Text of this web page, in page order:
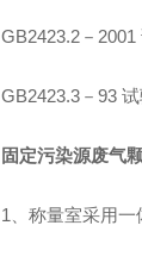
GB2423.2－ 2001
GB2423.3－ 93
固定污染源废气
1 称量室采用一